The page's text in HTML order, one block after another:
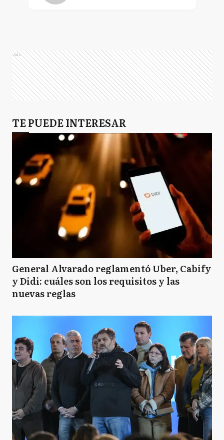
CS Coronel Suarez
SP San Pedro
VG Villa Gesell
MC Mar Chiquita
P Pilar
C Campana
LM La Matanza
Ads
TE PUEDE INTERESAR
General Alvarado reglamentó Uber, Cabify
y Didi: cuáles son los requisitos y las
nuevas reglas